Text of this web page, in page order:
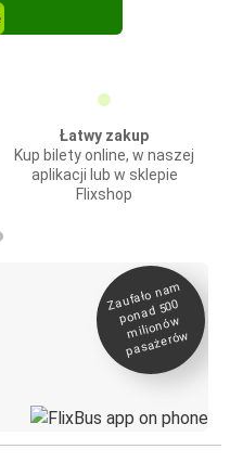
Łatwy zakup
Kup bilety online, w naszej
aplikacji lub w sklepie
Flixshop
Zaufało na
m
ponad 500
milionó
w
pasażeró
w